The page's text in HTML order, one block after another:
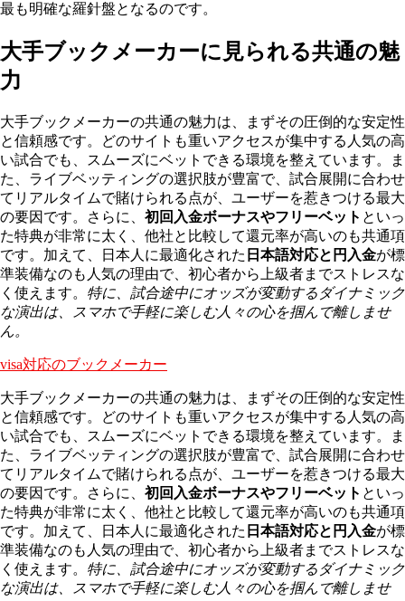
最も明確な羅針盤となるのです。
大手ブックメーカーに見られる共通の魅
力
大手ブックメーカーの共通の魅力は、まずその圧倒的な安定性
と信頼感です。どのサイトも重いアクセスが集中する人気の高
い試合でも、スムーズにベットできる環境を整えています。ま
た、ライブベッティングの選択肢が豊富で、試合展開に合わせ
てリアルタイムで賭けられる点が、ユーザーを惹きつける最大
の要因です。さらに、 初回入金ボーナスやフリーベット といっ
た特典が非常に太く、他社と比較して還元率が高いのも共通項
です。加えて、日本人に最適化された 日本語対応と円入金が標
準装備なのも人気の理由で、初心者から上級者までストレスな
く使えます。 特に、試合途中にオッズが変動するダイナミック
な演出は、スマホで手軽に楽しむ人々の心を掴んで離しませ
ん。
visa対応のブックメーカー
大手ブックメーカーの共通の魅力は、まずその圧倒的な安定性
と信頼感です。どのサイトも重いアクセスが集中する人気の高
い試合でも、スムーズにベットできる環境を整えています。ま
た、ライブベッティングの選択肢が豊富で、試合展開に合わせ
てリアルタイムで賭けられる点が、ユーザーを惹きつける最大
の要因です。さらに、 初回入金ボーナスやフリーベット といっ
た特典が非常に太く、他社と比較して還元率が高いのも共通項
です。加えて、日本人に最適化された 日本語対応と円入金が標
準装備なのも人気の理由で、初心者から上級者までストレスな
く使えます。 特に、試合途中にオッズが変動するダイナミック
な演出は、スマホで手軽に楽しむ人々の心を掴んで離しませ